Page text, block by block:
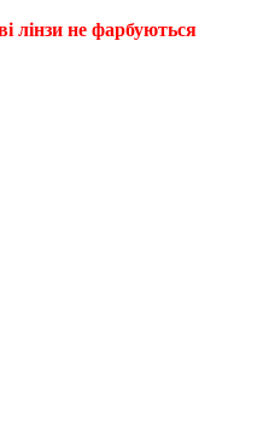
лінзи не фарбуються